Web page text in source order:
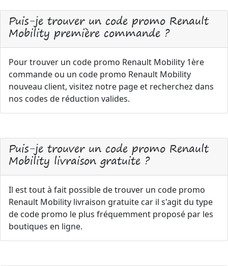
Puis-je trouver un code promo Renault
Mobility première commande ?
Pour trouver un code promo Renault Mobility 1ère
commande ou un code promo Renault Mobility
nouveau client, visitez notre page et recherchez dans
nos codes de réduction valides.
Puis-je trouver un code promo Renault
Mobility livraison gratuite ?
Il est tout à fait possible de trouver un code promo
Renault Mobility livraison gratuite car il s'agit du type
de code promo le plus fréquemment proposé par les
boutiques en ligne.